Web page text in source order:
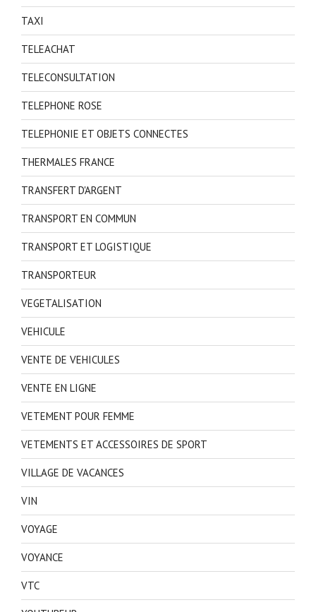
TAXI
TELEACHAT
TELECONSULTATION
TELEPHONE ROSE
TELEPHONIE ET OBJETS CONNECTES
THERMALES FRANCE
TRANSFERT D'ARGENT
TRANSPORT EN COMMUN
TRANSPORT ET LOGISTIQUE
TRANSPORTEUR
VEGETALISATION
VEHICULE
VENTE DE VEHICULES
VENTE EN LIGNE
VETEMENT POUR FEMME
VETEMENTS ET ACCESSOIRES DE SPORT
VILLAGE DE VACANCES
VIN
VOYAGE
VOYANCE
VTC